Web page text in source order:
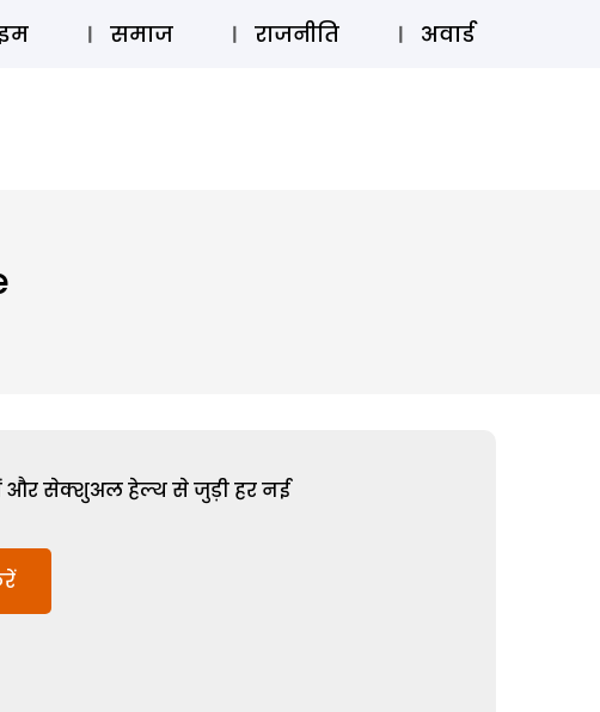
स्टोरी लॉग इन ⚲ SUBSCRIBE
समाज राजनीति अवार्ड
और सेक्शुअल हेल्थ से जुड़ी हर नई